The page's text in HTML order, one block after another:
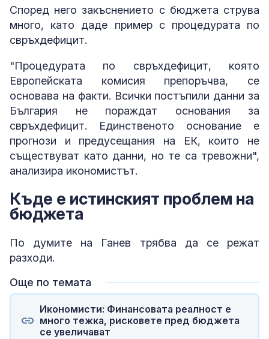
Според него закъснението с бюджета струва
много, като даде пример с процедурата по
свръхдефицит.
"Процедурата по свръхдефицит, която
Европейската комисия препоръчва, се
основава на факти. Всички постъпили данни за
България не пораждат основания за
свръхдефицит. Единственото основание е
прогнози и предусещания на ЕК, които не
съществуват като данни, но те са тревожни",
анализира икономистът.
Къде е истинският проблем на
бюджета
По думите на Ганев трябва да се режат
разходи.
Още по темата
Икономисти: Финансовата реалност е
много тежка, рисковете пред бюджета
се увеличават